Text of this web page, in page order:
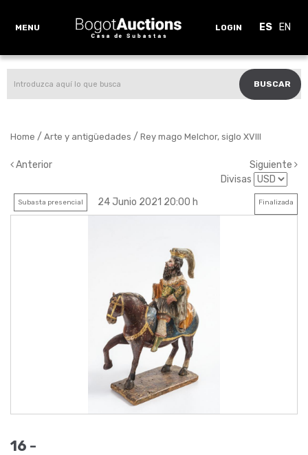
MENU LOGIN ES EN
BUSCAR
Home / Arte y antigüedades / Rey mago Melchor, siglo XVIII
Anterior
Siguiente
Divisas
Subasta presencial 24 Junio 2021 20:00 h Finalizada
16 -